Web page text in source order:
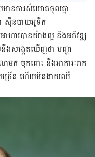
ានការសំយោគចូលគ្នា
ស៊ីនបាយអូទិក
ហារបានយ៉ាងល្អ និងអភិវឌ្ឍ
នឹងសង្កេតឃើញថា បញ្ហា
ក ចុកពោះ និងអាការៈរាក
យច្រើន ហើយមិនងាយឈឺ